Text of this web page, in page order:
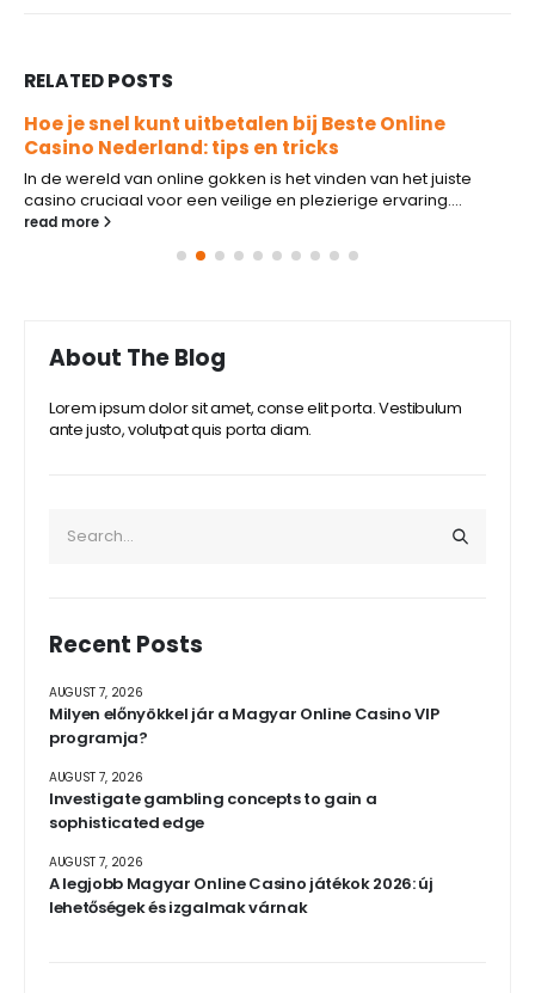
RELATEDPOSTS
Hoe je snel kunt uitbetalen bij Beste Online
Casino Nederland: tips en tricks
In de wereld van online gokken is het vinden van het juiste
casino cruciaal voor een veilige en plezierige ervaring....
read more
About The Blog
Lorem ipsum dolor sit amet, conse elit porta. Vestibulum
ante justo, volutpat quis porta diam.
Recent Posts
Milyen előnyökkel jár a Magyar Online Casino VIP
programja?
AUGUST 7, 2026
Investigate gambling concepts to gain a
sophisticated edge
AUGUST 7, 2026
A legjobb Magyar Online Casino játékok 2026: új
lehetőségek és izgalmak várnak
AUGUST 7, 2026